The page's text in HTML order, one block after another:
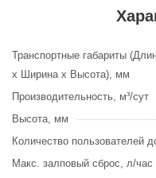
Транспортные габариты
х Ширина х Высота), мм
Производительность, м³/сут
Высота, мм
Количество пользователей
Макс. залповый сброс, л/час